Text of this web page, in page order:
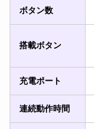
ボタン数
搭載ボタン
充電ポート
連続動作時間